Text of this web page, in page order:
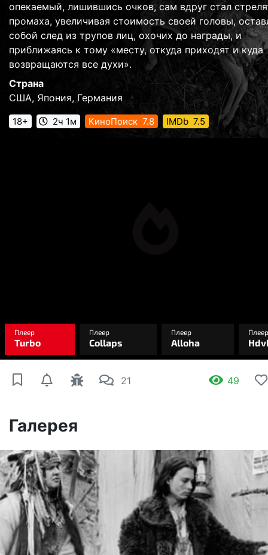
опекаемый, лишившись очков, сам вдруг стал
промаха, увеличивая стоимость своей головы,
собой след из трупов лиц, охочих до награды, и
приближаясь к тому «месту, откуда приходят и куда
возвращаются все духи».
Страна
США, Япония, Германия
18+ 2ч 1м КиноПоиск 7.8 IMDb 7.5
21 49
Галерея